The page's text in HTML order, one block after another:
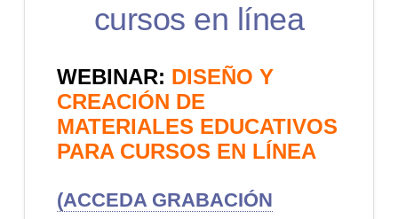
cursos en línea
WEBINAR: DISEÑO Y
CREACIÓN DE
MATERIALES EDUCATIVOS
PARA CURSOS EN LÍNEA
(ACCEDA GRABACIÓN